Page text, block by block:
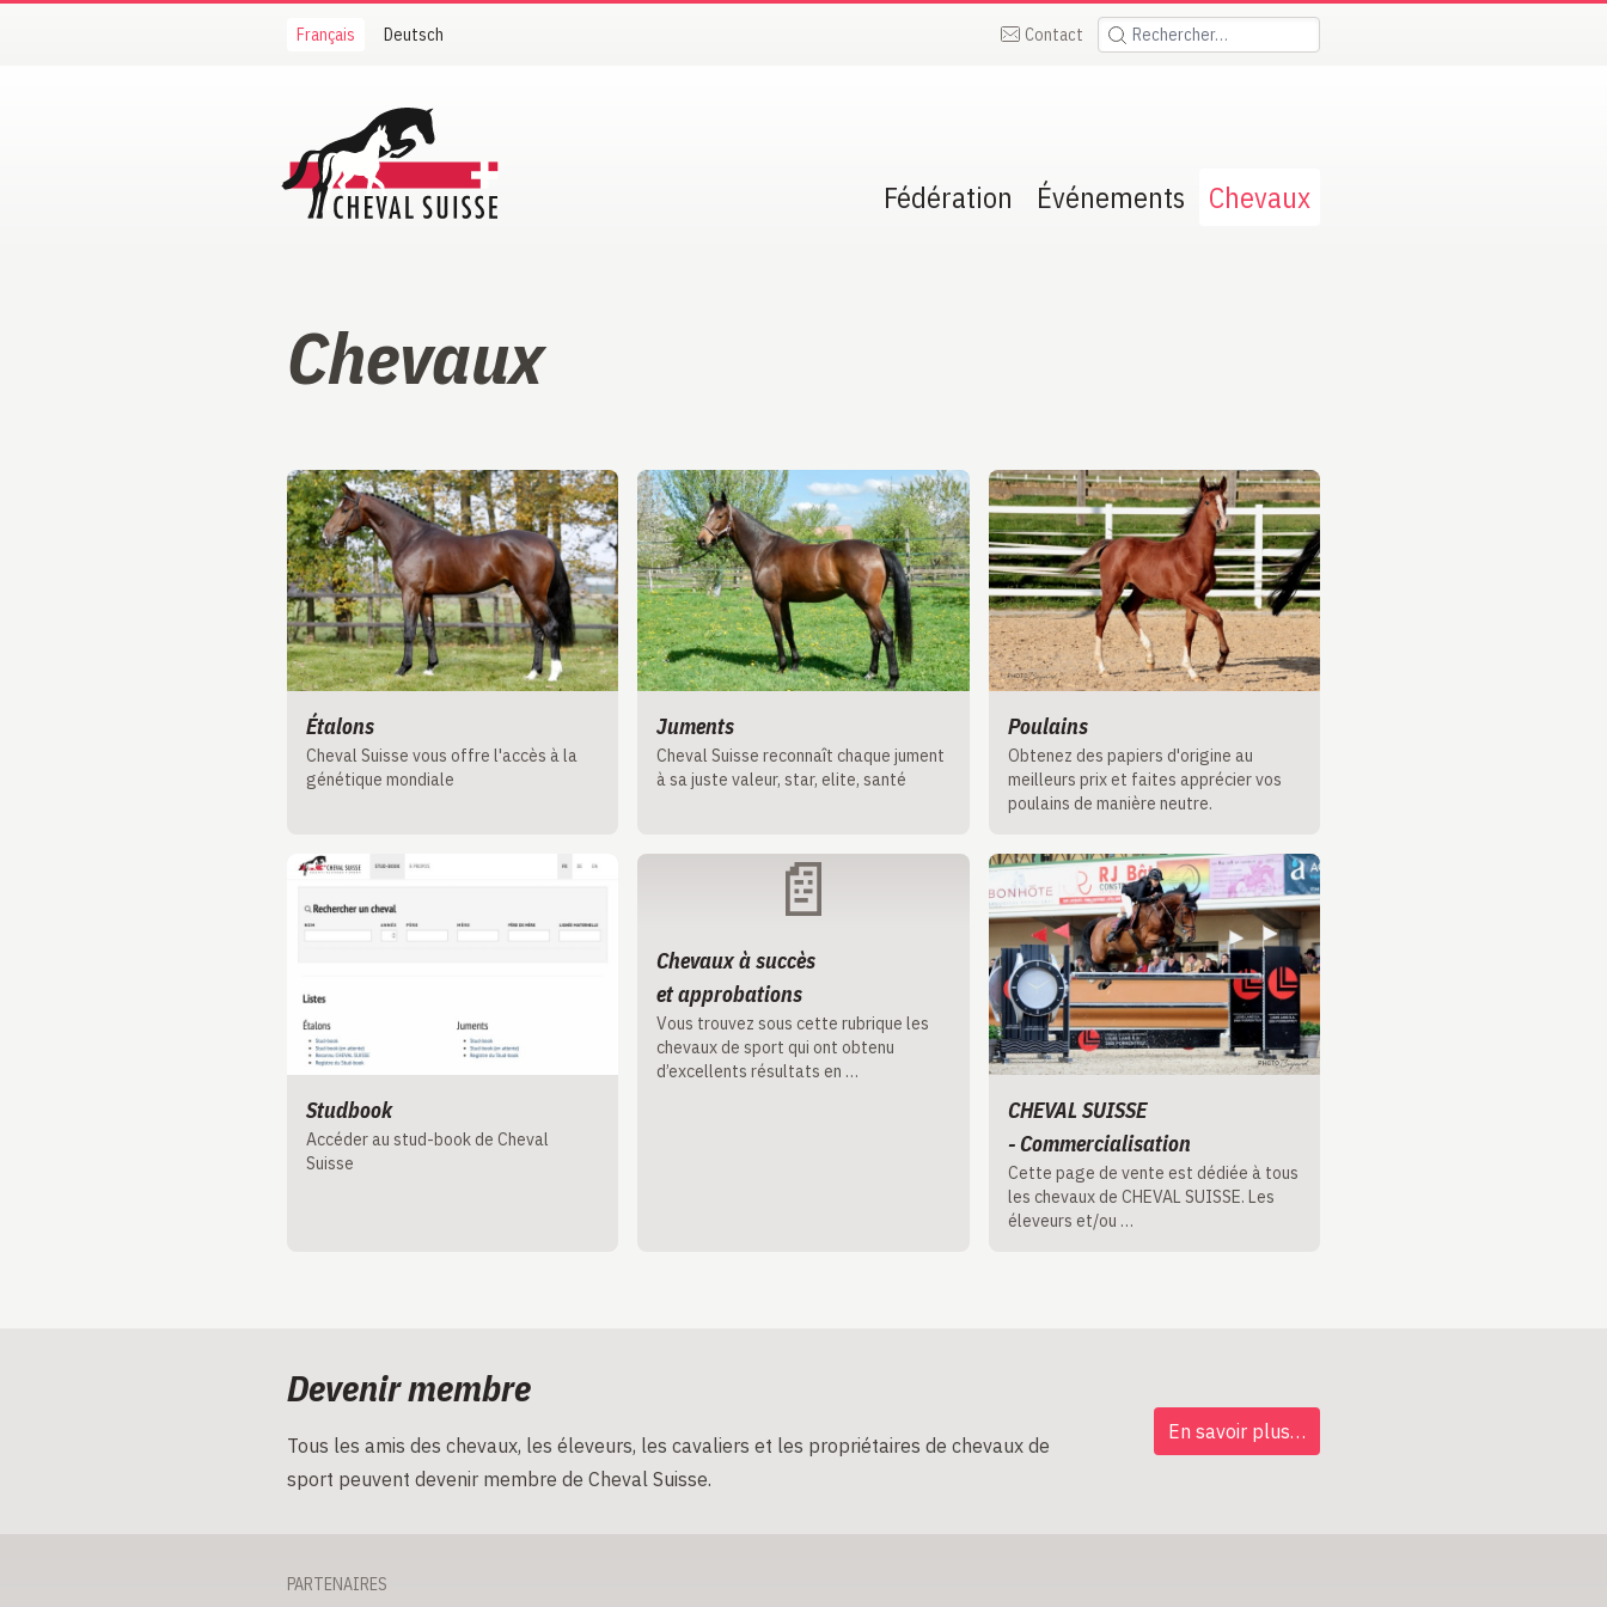
Français Deutsch Contact Rechercher:
Cheval Suisse
Fédération Événements Chevaux
Chevaux
Étalons
Cheval Suisse vous offre l'accès à la
génétique mondiale
Juments
Cheval Suisse reconnaît chaque jument
à sa juste valeur, star, elite, santé
Poulains
Obtenez des papiers d'origine au
meilleurs prix et faites apprécier vos
poulains de manière neutre.
Studbook
Accéder au stud-book de Cheval
Suisse
📄
Chevaux à succès
et approbations
Vous trouvez sous cette rubrique les
chevaux de sport qui ont obtenu
d’excellents résultats en …
CHEVAL SUISSE
- Commercialisation
Cette page de vente est dédiée à tous
les chevaux de CHEVAL SUISSE. Les
éleveurs et/ou …
Devenir membre
Tous les amis des chevaux, les éleveurs, les cavaliers et les propriétaires de chevaux de
sport peuvent devenir membre de Cheval Suisse.
En savoir plus…
PARTENAIRES